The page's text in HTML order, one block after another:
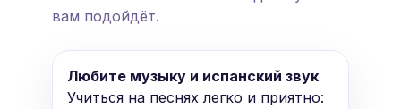
вам подойдёт.
Любите музыку и испанский звук
Учиться на песнях легко и приятно: